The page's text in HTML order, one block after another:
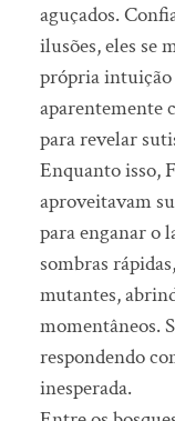
aguçados.
ilusões, eles se
própria intuição
aparentemente
para revelar
Enquanto isso,
aproveitavam
para enganar o
sombras
mutantes,
momentâneos.
respondendo
inesperada.